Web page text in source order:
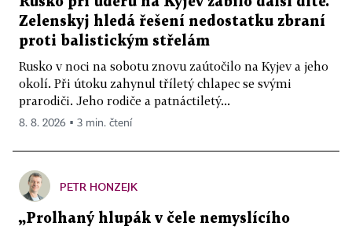
Zelenskyj hledá řešení nedostatku zbraní
proti balistickým střelám
Rusko v noci na sobotu znovu zaútočilo na Kyjev a jeho
okolí. Při útoku zahynul tříletý chlapec se svými
prarodiči. Jeho rodiče a patnáctiletý...
8. 8. 2026 ▪ 3 min. čtení
PETR HONZEJK
„Prolhaný hlupák v čele nemyslícího